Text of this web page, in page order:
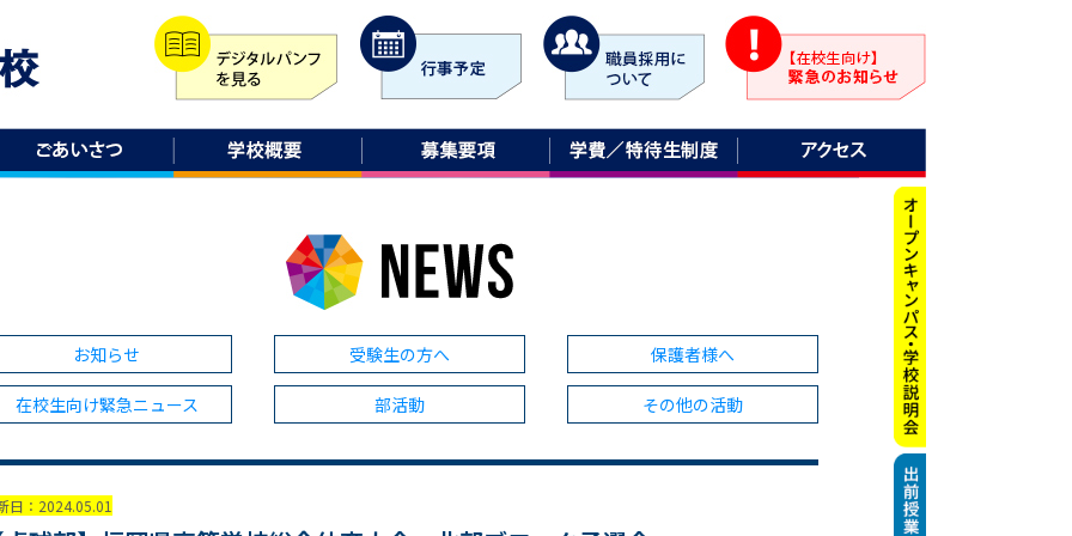
お知らせ 受験生の方へ 保護者様へ
在校生向け緊急ニュース 部活動 その他の活動
日：2024.05.01